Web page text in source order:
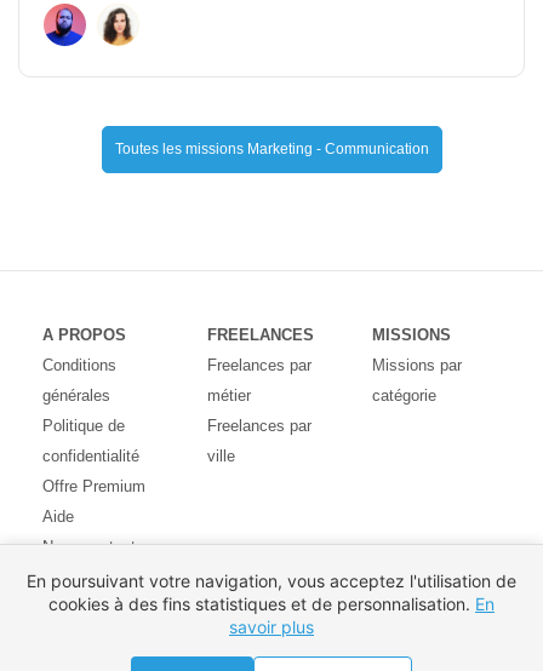
Toutes les missions Marketing - Communication
A PROPOS
Conditions
générales
Politique de
confidentialité
Offre Premium
Aide
Nous contacter
Avis des
utilisateurs
FREELANCES
Freelances par
métier
Freelances par
ville
MISSIONS
Missions par
catégorie
En poursuivant votre navigation, vous acceptez l'utilisation de
cookies à des fins statistiques et de personnalisation. En
savoir plus